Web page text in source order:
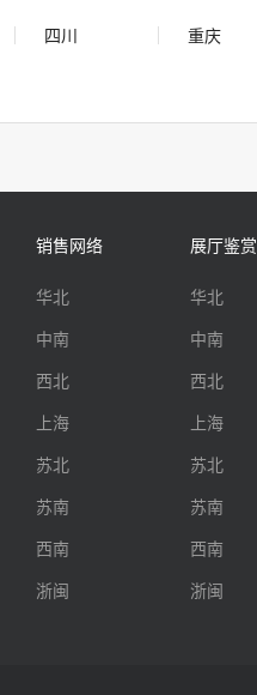
四川 重庆
销售网络
华北
中南
西北
上海
苏北
苏南
西南
浙闽
展厅鉴赏
华北
中南
西北
上海
苏北
苏南
西南
浙闽